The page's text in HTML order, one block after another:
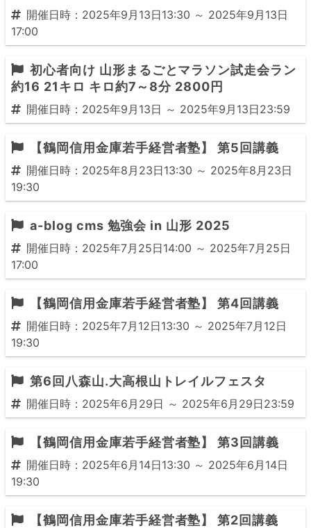
開催日時：2025年9月13日13:30 ～ 2025年9月13日
17:00
初心者向け 山形まるごとマラソン試走会ラン
約16 21キロ キロ約7～8分 2800円
開催日時：2025年9月13日 ～ 2025年9月13日23:59
【鶴岡信用金庫若手経営者塾】 第5回講義
開催日時：2025年8月23日13:30 ～ 2025年8月23日
19:30
a-blog cms 勉強会 in 山形 2025
開催日時：2025年7月25日14:00 ～ 2025年7月25日
17:00
【鶴岡信用金庫若手経営者塾】 第4回講義
開催日時：2025年7月12日13:30 ～ 2025年7月12日
19:30
第6回八森山.大高根山トレイルフェスタ
開催日時：2025年6月29日 ～ 2025年6月29日23:59
【鶴岡信用金庫若手経営者塾】 第3回講義
開催日時：2025年6月14日13:30 ～ 2025年6月14日
19:30
【鶴岡信用金庫若手経営者塾】 第2回講義